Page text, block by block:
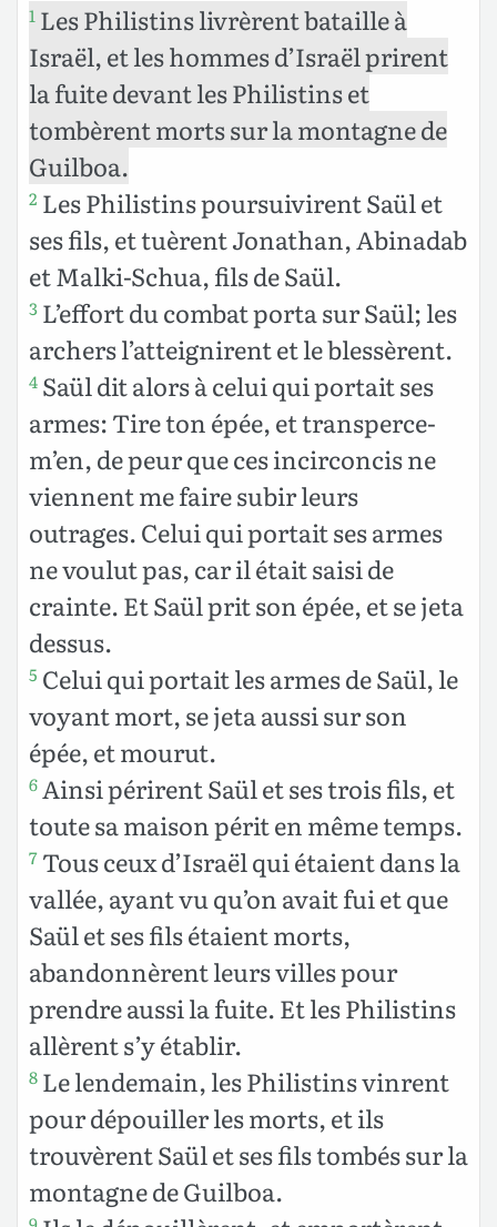
1 Les Philistins livrèrent bataille à
Israël, et les hommes d’Israël prirent
la fuite devant les Philistins et
tombèrent morts sur la montagne de
Guilboa.
2 Les Philistins poursuivirent Saül et
ses fils, et tuèrent Jonathan, Abinadab
et Malki-Schua, fils de Saül.
3 L’effort du combat porta sur Saül; les
archers l’atteignirent et le blessèrent.
4 Saül dit alors à celui qui portait ses
armes: Tire ton épée, et transperce-
m’en, de peur que ces incirconcis ne
viennent me faire subir leurs
outrages. Celui qui portait ses armes
ne voulut pas, car il était saisi de
crainte. Et Saül prit son épée, et se jeta
dessus.
5 Celui qui portait les armes de Saül, le
voyant mort, se jeta aussi sur son
épée, et mourut.
6Ainsi périrent Saül et ses trois fils, et
toute sa maison périt en même temps.
7 Tous ceux d’Israël qui étaient dans la
vallée, ayant vu qu’on avait fui et que
Saül et ses fils étaient morts,
abandonnèrent leurs villes pour
prendre aussi la fuite. Et les Philistins
allèrent s’y établir.
8 Le lendemain, les Philistins vinrent
pour dépouiller les morts, et ils
trouvèrent Saül et ses fils tombés sur la
montagne de Guilboa.